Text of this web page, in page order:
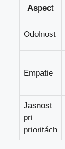
Aspect
Odolnost
Empatie
Jasnost
pri
prioritách